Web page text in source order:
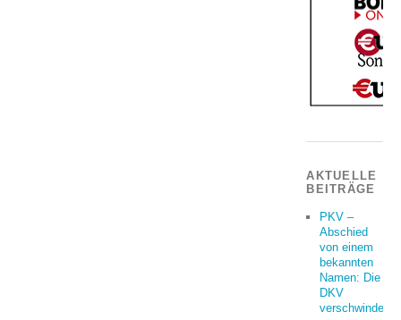
AKTUELLE
BEITRÄGE
PKV –
Abschied
von einem
bekannten
Namen: Die
DKV
verschwindet